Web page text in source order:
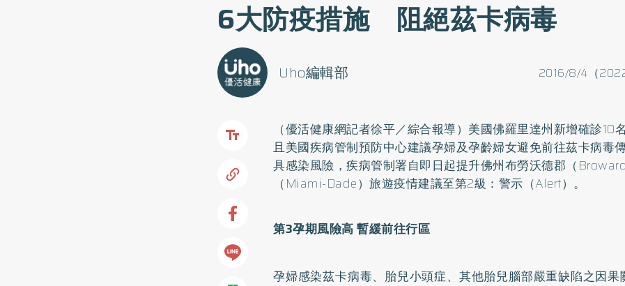
6大防疫措施 阻絕茲卡病毒
2016/8/4（
Uho編輯部
（優活健康網記者徐平／綜合報導）美國佛羅里達州新增確診10
且美國疾病管制預防中心建議孕婦及孕齡婦女避免前往茲卡病毒
具感染風險，疾病管制署自即日起提升佛州布勞沃德郡（
（Miami-Dade）旅遊疫情建議至第2級：警示（Alert）。
第3孕期風險高 暫緩前往行區
孕婦感染茲卡病毒、胎兒小頭症、其他胎兒腦部嚴重缺陷之因果